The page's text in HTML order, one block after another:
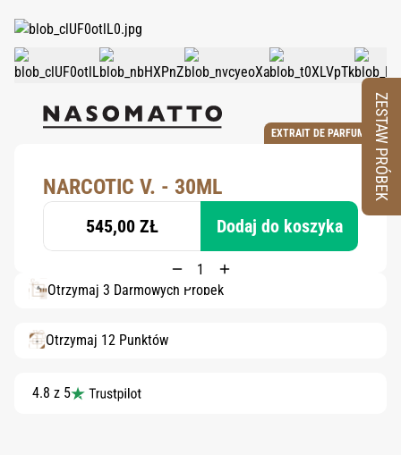
EXTRAIT DE PARFUM
NARCOTIC V. - 30ML
545,00 ZŁ Dodaj do koszyka
Otrzymaj 3 Darmowych Próbek
Otrzymaj 12 Punktów
4.8 z 5
ZESTAW PRÓBEK